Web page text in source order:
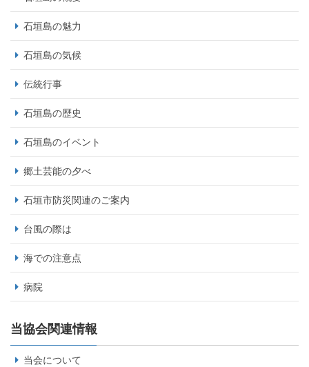
石垣島の魅力
石垣島の気候
伝統行事
石垣島の歴史
石垣島のイベント
郷土芸能の夕べ
石垣市防災関連のご案内
台風の際は
海での注意点
病院
当協会関連情報
当会について